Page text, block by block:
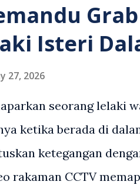
Isteri
27, 2026
seorang lelaki
ketika berada di
ketegangan
rakaman CCTV